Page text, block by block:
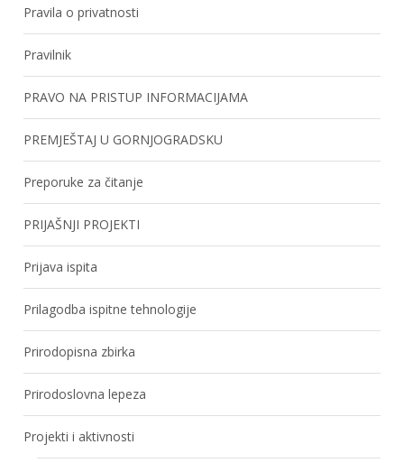
Pravila o privatnosti
Pravilnik
PRAVO NA PRISTUP INFORMACIJAMA
PREMJEŠTAJ U GORNJOGRADSKU
Preporuke za čitanje
PRIJAŠNJI PROJEKTI
Prijava ispita
Prilagodba ispitne tehnologije
Prirodopisna zbirka
Prirodoslovna lepeza
Projekti i aktivnosti